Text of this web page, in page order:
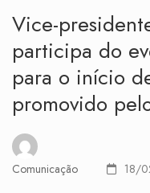
Vice-
participa do
para o início
promovido
Comunicação 18/